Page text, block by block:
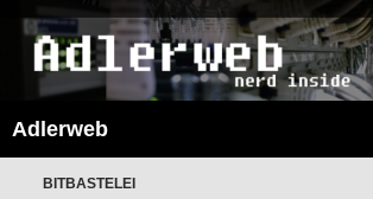
Adlerweb
SPRINGEN
BITBASTELEI